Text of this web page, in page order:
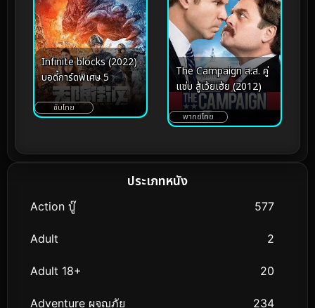
Infinite blocks (2022)
บอดี้การ์ดพิเศษ 5
ซับไทย
The Campaign ส.ส. คู่
แซ่บ สู้เว้ยเฮ้ย (2012)
พากย์ไทย
ประเภทหนัง
Action บู๊ 577
Adult 2
Adult 18+ 20
Adventure ผจญภัย 234